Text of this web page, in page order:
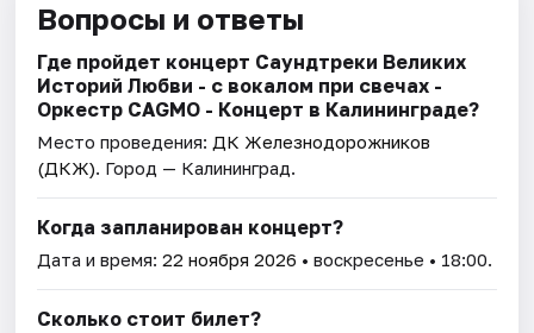
Вопросы и ответы
Где пройдет концерт Саундтреки Великих
Историй Любви - с вокалом при свечах -
Оркестр CAGMO - Концерт в Калининграде?
Место проведения: ДК Железнодорожников
(ДКЖ). Город — Калининград.
Когда запланирован концерт?
Дата и время:22 ноября 2026 • воскресенье • 18:00.
Сколько стоит билет?